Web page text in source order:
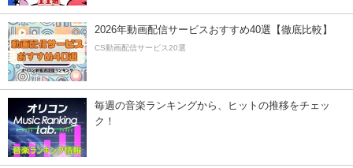
2026年動画配信サービスおすすめ40選【徹底比較】
CS動画配信サービス20選
毎週の音楽ランキングから、ヒットの推移をチェッ
ク！